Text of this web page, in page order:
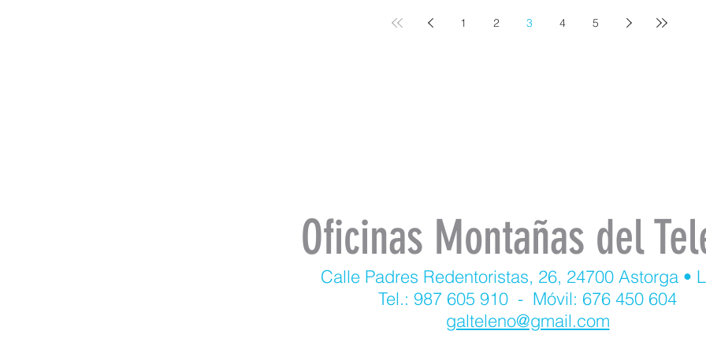
1 2 3 4 5
Oficinas Montañas del
Calle Padres Redentoristas, 26, 24700 Astorga •
Tel.: 987 605 910 - Móvil: 676 450 604
galteleno@gmail.com